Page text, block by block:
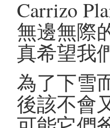
Carrizo
無邊無際
真希望我
為了下雪
後該不會